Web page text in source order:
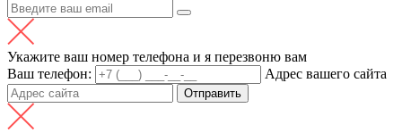
Укажите ваш номер телефона и я перезвоню вам
Ваш телефон:
Адрес вашего сайта
Отправить